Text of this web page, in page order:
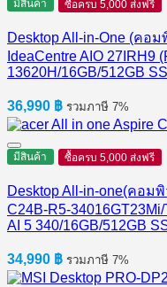
มีสินค้า ซื้อครบ 5,000 ส่งฟรี
Desktop All-in-One (คอ
IdeaCentre AIO 27IRH9
13620H/16GB/512GB
36,990 ฿ รวมภาษี 7%
มีสินค้า ซื้อครบ 5,000 ส่งฟรี
Desktop All-in-one(คอม
C24B-R5-
AI 5 340/16GB/512GB
34,990 ฿ รวมภาษี 7%